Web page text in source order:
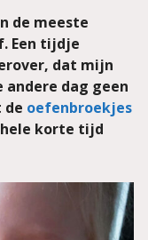
de meeste
Een tijdje
dat mijn
andere dag geen
de oefenbroekjes
korte tijd